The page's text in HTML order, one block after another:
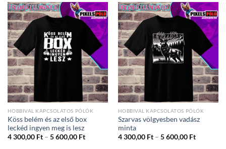
5
600,00 Ft
5
600,00 Ft
HOBBIVAL KAPCSOLATOS PÓLÓK
Köss belém és az első box
leckéd ingyen meg is lesz
4 300,00 Ft – 5 600,00 FtÁrtartomány:
HOBBIVAL KAPCSOLATOS PÓLÓK
Szarvas völgyesben vadász
minta
4 300,00 Ft – 5 600,00 Ft